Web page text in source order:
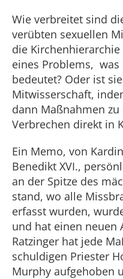
Wie verbreitet sind
verübten sexuellen
die
eines Problems,
bedeutet? Oder ist
Mitwisserschaft,
dann Maßnahmen
Verbrechen direkt in
Ein Memo, von
Benedikt XVI.,
an der Spitze des
stand, wo alle
erfasst wurden,
und hat einen neuen
Ratzinger hat jede
schuldigen Priester
Murphy aufgehoben